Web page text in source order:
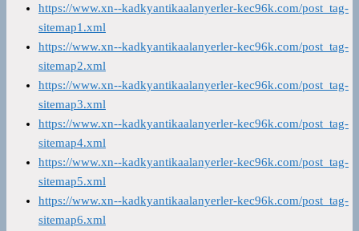
https://www.xn--kadkyantikaalanyerler-kec96k.com/post_tag-
sitemap1.xml
https://www.xn--kadkyantikaalanyerler-kec96k.com/post_tag-
sitemap2.xml
https://www.xn--kadkyantikaalanyerler-kec96k.com/post_tag-
sitemap3.xml
https://www.xn--kadkyantikaalanyerler-kec96k.com/post_tag-
sitemap4.xml
https://www.xn--kadkyantikaalanyerler-kec96k.com/post_tag-
sitemap5.xml
https://www.xn--kadkyantikaalanyerler-kec96k.com/post_tag-
sitemap6.xml